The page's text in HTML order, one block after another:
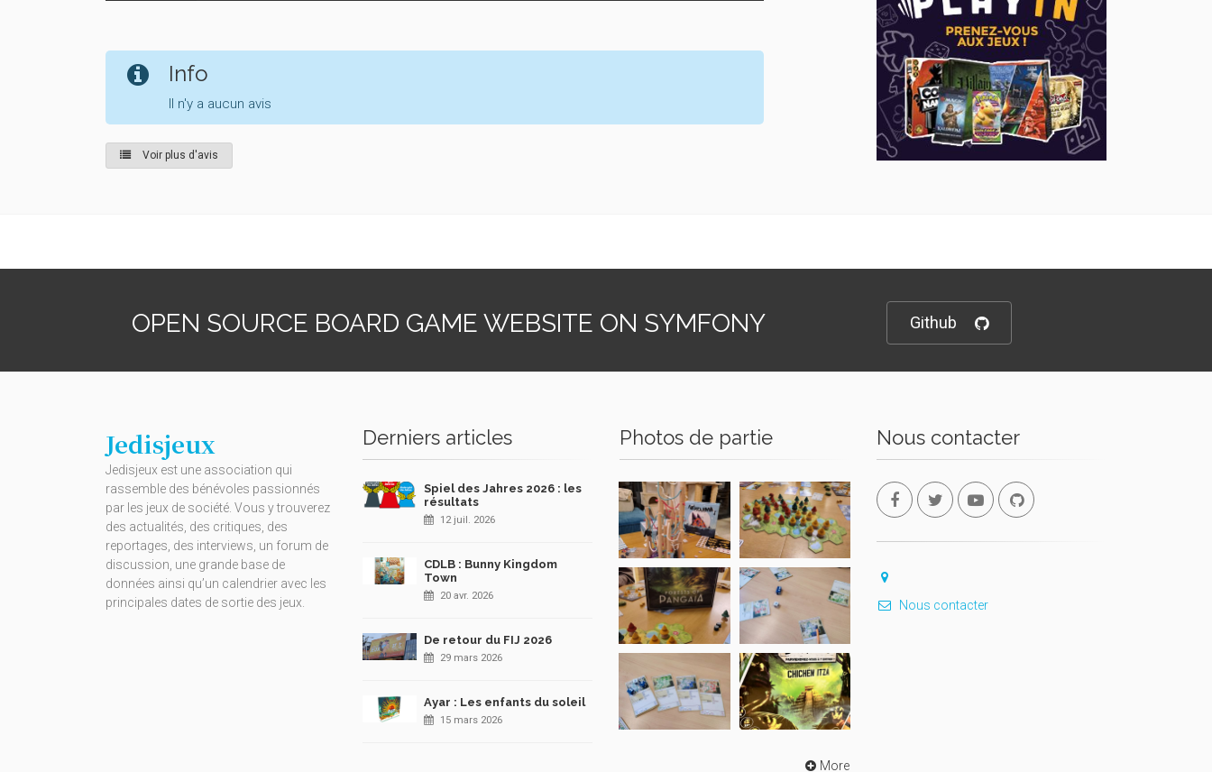
Info
Il n'y a aucun avis
Voir plus d'avis
OPEN SOURCE BOARD GAME WEBSITE ON SYMFONY Github
Jedisjeux
Jedisjeux est une association qui
rassemble des bénévoles passionnés
par les jeux de société. Vous y trouverez
des actualités, des critiques, des
reportages, des interviews, un forum de
discussion, une grande base de
données ainsi qu’un calendrier avec les
principales dates de sortie des jeux.
Derniers articles
Spiel des Jahres 2026 : les
résultats
12 juil. 2026
CDLB : Bunny Kingdom
Town
20 avr. 2026
De retour du FIJ 2026
29 mars 2026
Ayar : Les enfants du soleil
15 mars 2026
Photos de partie
More
Nous contacter
Nous contacter